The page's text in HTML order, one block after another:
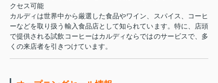
クセス可能
カルディは世界中から厳選した食品やワイン、スパイス、コーヒ
ーなどを取り扱う輸入食品店として知られています。特に、店頭
で提供される試飲コーヒーはカルディならではのサービスで、多
くの来店者を引きつけています。